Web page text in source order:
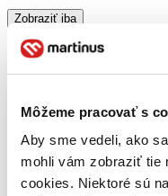
Môžeme pracovať s
Aby sme vedeli, ako
mohli vám zobraziť tie
cookies. Niektoré sú
Zobraziť iba
zľavnené tituly (0
na centrálnom
predpredaj (0
pripravujeme (0
dostupná (bez
vypredaných)